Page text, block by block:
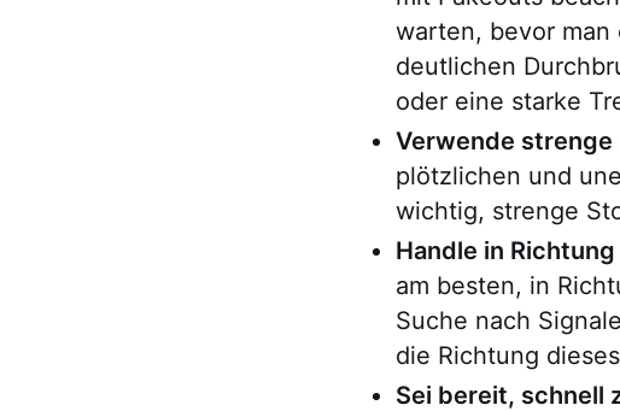
warten, bevor
deutlichen
oder eine starke
Verwende
plötzlichen und
wichtig, strenge
Handle in
am besten, in
Suche nach
die Richtung
Sei bereit, schnell